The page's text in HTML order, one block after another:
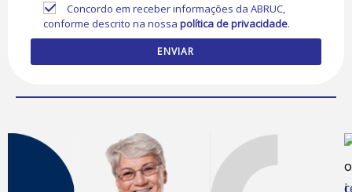
Concordo em receber informações da ABRUC,
conforme descrito na nossapolítica de privacidade.